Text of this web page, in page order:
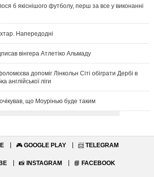
б якіснішого футболу, перш за все у виконанні
Напередодні
вінгера Атлетіко Альмаду
допоміг Лінкольн Сіті обіграти Дербі в
англійської ліги
що Моурінью буде таким
🎮 GOOGLE PLAY 📨 TELEGRAM
📸 INSTAGRAM 📘 FACEBOOK